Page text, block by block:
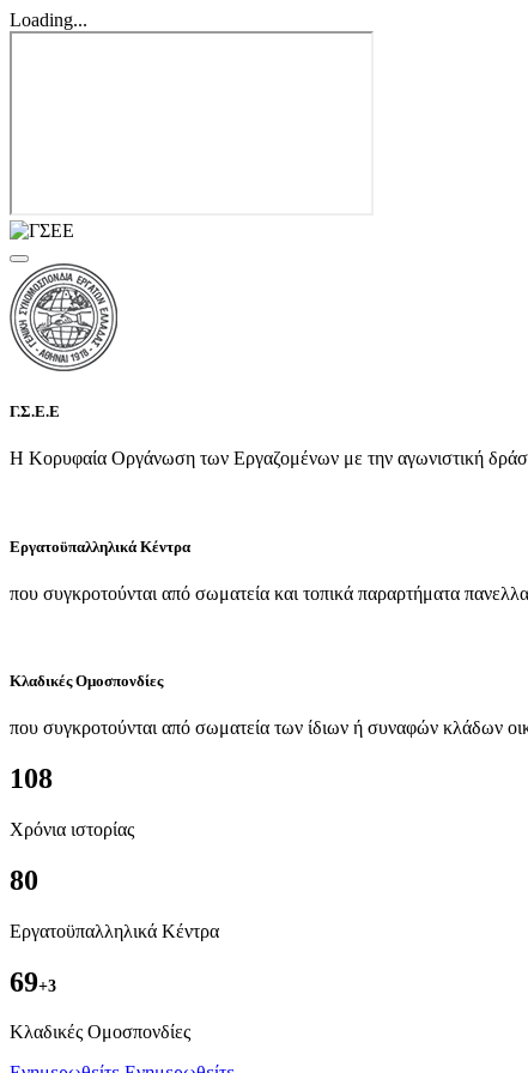
Loading...
Γ.Σ.Ε.Ε
Η Κορυφαία Οργάνωση των Εργαζομένων με την αγωνιστική δράση
Εργατοϋπαλληλικά Κέντρα
που συγκροτούνται από σωματεία και τοπικά παραρτήματα
Κλαδικές Ομοσπονδίες
που συγκροτούνται από σωματεία των ίδιων ή συναφών κλάδων
108
Χρόνια ιστορίας
80
Εργατοϋπαλληλικά Κέντρα
69+3
Kλαδικές Ομοσπονδίες